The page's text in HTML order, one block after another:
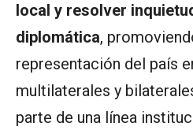
local y resolver
diplomática,
representación del país
multilaterales y
parte de una línea